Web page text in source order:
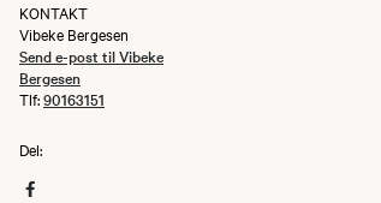
KONTAKT
Vibeke Bergesen
Send e-post til Vibeke
Bergesen
Tlf:90163151
Del: